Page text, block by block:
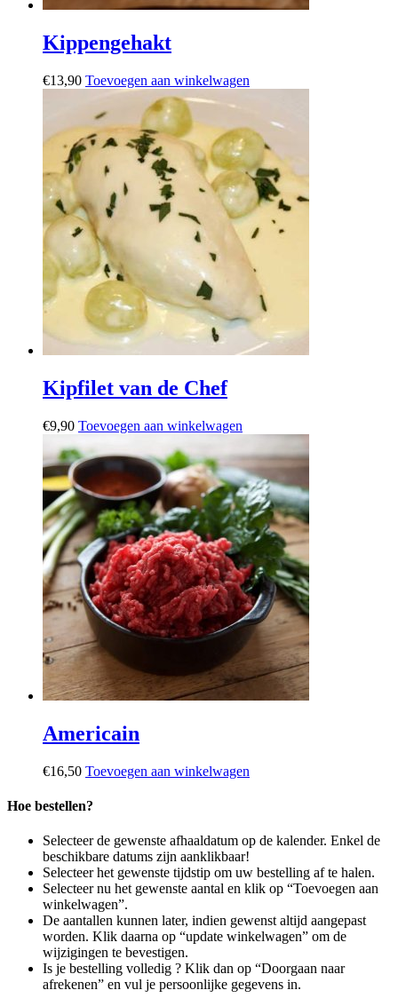
Kippengehakt
€13,90 Toevoegen aan winkelwagen
Kipfilet van de Chef
€9,90 Toevoegen aan winkelwagen
Americain
€16,50 Toevoegen aan winkelwagen
Hoe bestellen?
Selecteer de gewenste afhaaldatum op de kalender. Enkel de
beschikbare datums zijn aanklikbaar!
Selecteer het gewenste tijdstip om uw bestelling af te halen.
Selecteer nu het gewenste aantal en klik op “Toevoegen aan
winkelwagen”.
De aantallen kunnen later, indien gewenst altijd aangepast
worden. Klik daarna op “update winkelwagen” om de
wijzigingen te bevestigen.
Is je bestelling volledig ? Klik dan op “Doorgaan naar
afrekenen” en vul je persoonlijke gegevens in.